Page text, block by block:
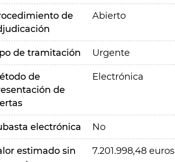
de
Abierto
de tramitación Urgente
de
de
Electrónica
electrónica No
estimado sin
7.201.998,48 euros